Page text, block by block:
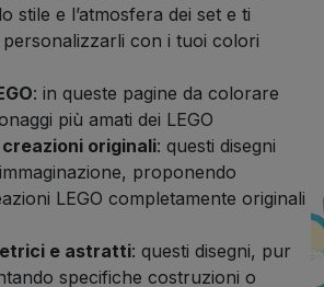
stile e l’atmosfera dei set e ti
con i tuoi colori
: in queste pagine da colorare
più amati dei LEGO
originali: questi disegni
proponendo
LEGO completamente originali
e astratti: questi disegni, pur
specifiche costruzioni o